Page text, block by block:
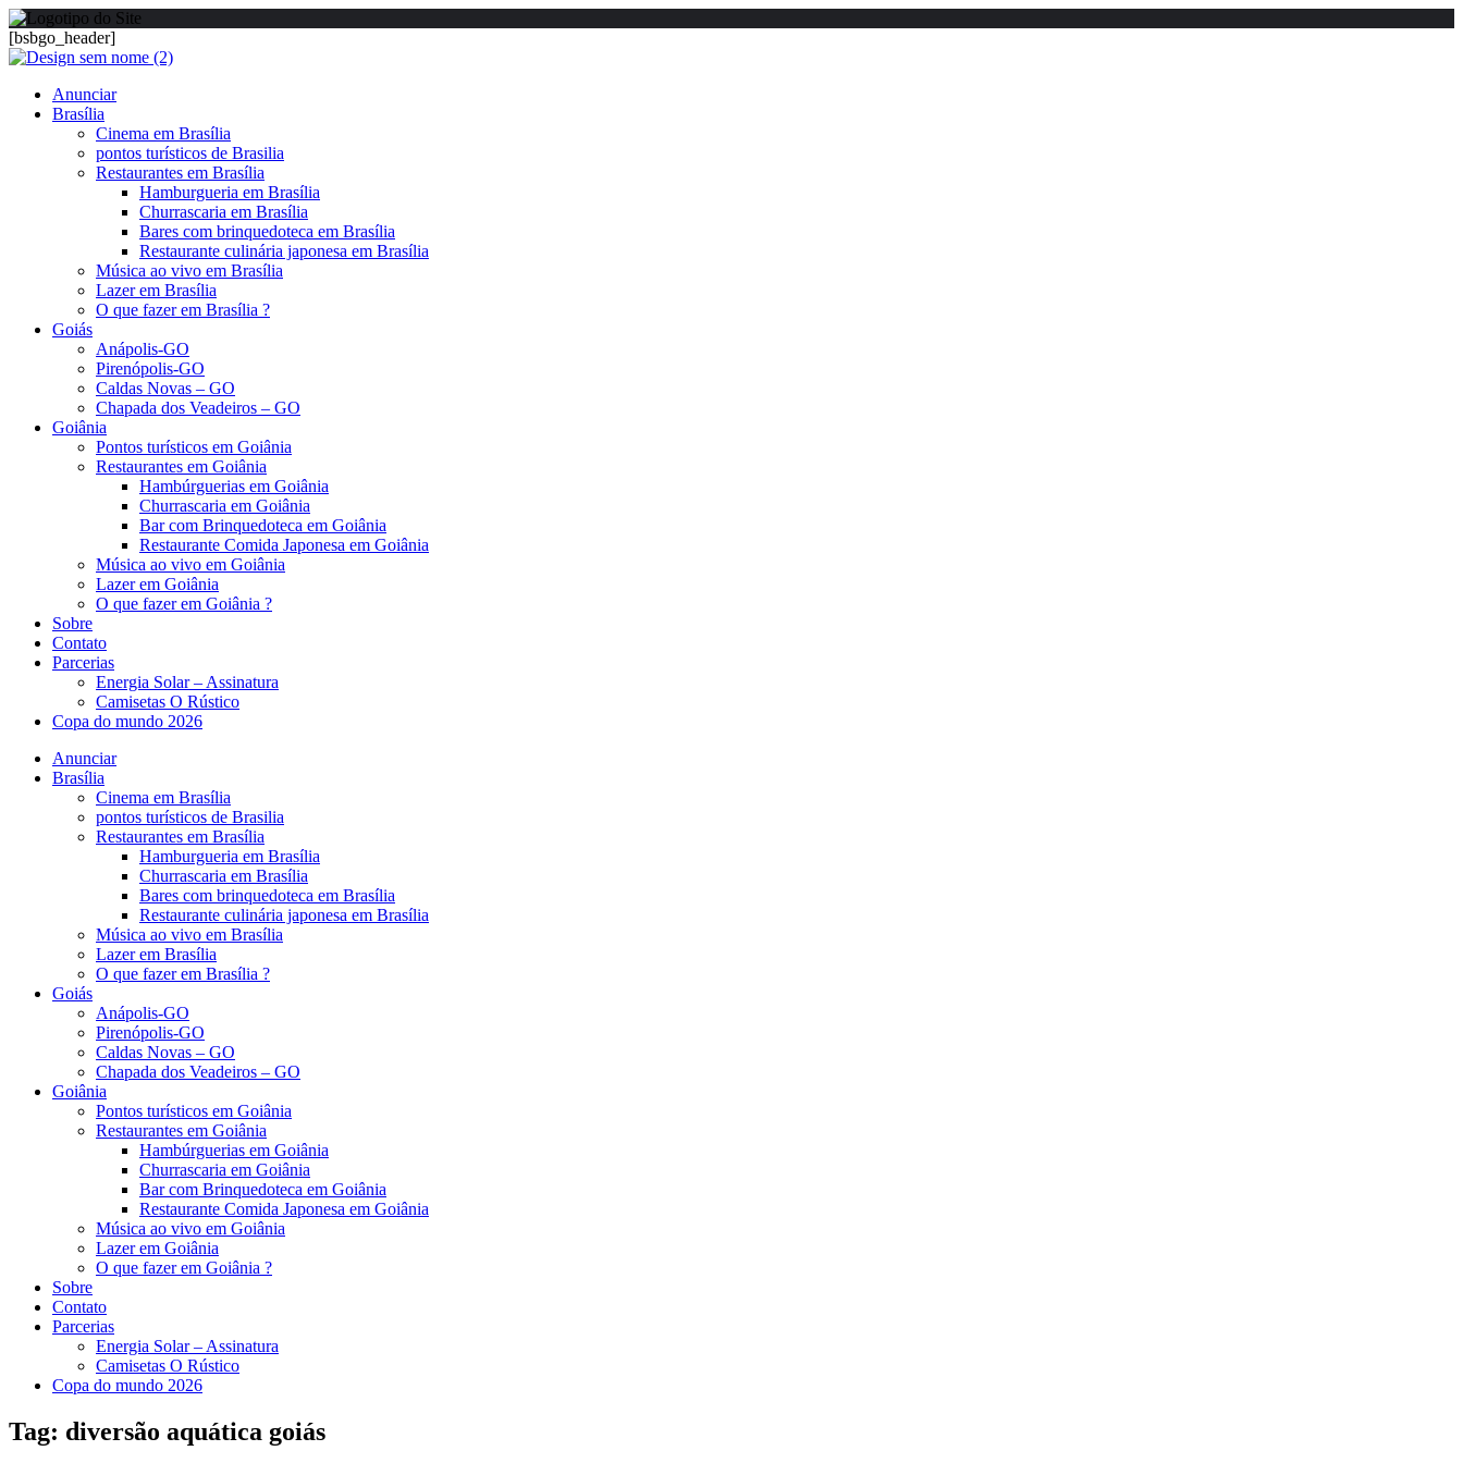
[bsbgo_header]
Anunciar
Brasília
Cinema em Brasília
pontos turísticos de Brasilia
Restaurantes em Brasília
Hamburgueria em Brasília
Churrascaria em Brasília
Bares com brinquedoteca em Brasília
Restaurante culinária japonesa em Brasília
Música ao vivo em Brasília
Lazer em Brasília
O que fazer em Brasília ?
Goiás
Anápolis-GO
Pirenópolis-GO
Caldas Novas – GO
Chapada dos Veadeiros – GO
Goiânia
Pontos turísticos em Goiânia
Restaurantes em Goiânia
Hambúrguerias em Goiânia
Churrascaria em Goiânia
Bar com Brinquedoteca em Goiânia
Restaurante Comida Japonesa em Goiânia
Música ao vivo em Goiânia
Lazer em Goiânia
O que fazer em Goiânia ?
Sobre
Contato
Parcerias
Energia Solar – Assinatura
Camisetas O Rústico
Copa do mundo 2026
Anunciar
Brasília
Cinema em Brasília
pontos turísticos de Brasilia
Restaurantes em Brasília
Hamburgueria em Brasília
Churrascaria em Brasília
Bares com brinquedoteca em Brasília
Restaurante culinária japonesa em Brasília
Música ao vivo em Brasília
Lazer em Brasília
O que fazer em Brasília ?
Goiás
Anápolis-GO
Pirenópolis-GO
Caldas Novas – GO
Chapada dos Veadeiros – GO
Goiânia
Pontos turísticos em Goiânia
Restaurantes em Goiânia
Hambúrguerias em Goiânia
Churrascaria em Goiânia
Bar com Brinquedoteca em Goiânia
Restaurante Comida Japonesa em Goiânia
Música ao vivo em Goiânia
Lazer em Goiânia
O que fazer em Goiânia ?
Sobre
Contato
Parcerias
Energia Solar – Assinatura
Camisetas O Rústico
Copa do mundo 2026
Tag: diversão aquática goiás